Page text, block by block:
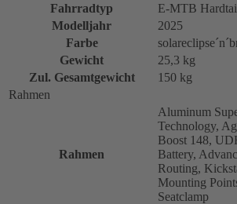
Fahrradtyp
E-MTB
Modelljahr
2025
Farbe
Gewicht
25,3 kg
Zul. Gesamtgewicht
150 kg
Rahmen
Rahmen
Aluminum
Technology,
Boost 148,
Battery,
Routing,
Mounting
Seatclamp